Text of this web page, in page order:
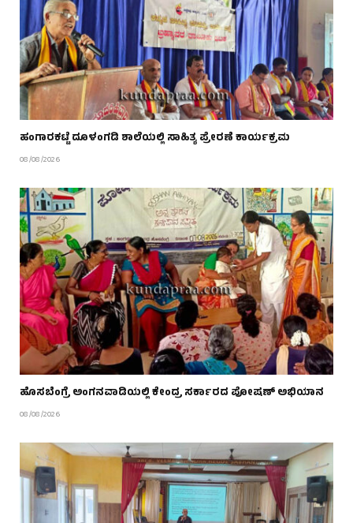
ಹಂಗಾರಕಟ್ಟೆ ದೂಳಂಗಡಿ ಶಾಲೆಯಲ್ಲಿ ಸಾಹಿತ್ಯ ಪ್ರೇರಣೆ ಕಾರ್ಯಕ್ರಮ
08/08/2026
ಹೊಸಬೆಂಗ್ರೆ ಅಂಗನವಾಡಿಯಲ್ಲಿ ಕೇಂದ್ರ ಸರ್ಕಾರದ ಪೋಷಣ್ ಅಭಿಯಾನ
08/08/2026